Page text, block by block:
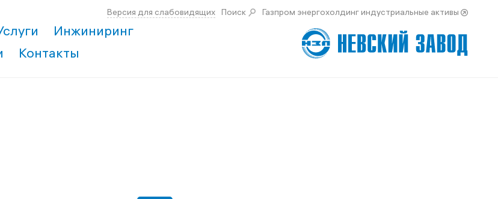
Инжиниринг
Контакты
Версия для слабовидящих Поиск Газпром энергохолдинг индустриальные активы